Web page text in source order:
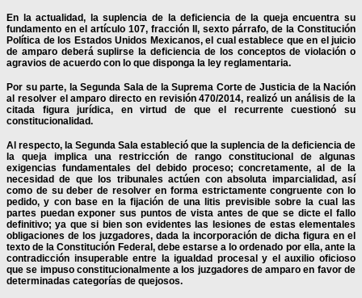
En la actualidad, la suplencia de la deficiencia de la queja encuentra su
fundamento en el artículo 107, fracción II, sexto párrafo, de la Constitución
Política de los Estados Unidos Mexicanos, el cual establece que en el juicio
de amparo deberá suplirse la deficiencia de los conceptos de violación o
agravios de acuerdo con lo que disponga la ley reglamentaria.
Por su parte, la Segunda Sala de la Suprema Corte de Justicia de la Nación
al resolver el amparo directo en revisión 470/2014, realizó un análisis de la
citada figura jurídica, en virtud de que el recurrente cuestionó su
constitucionalidad.
Al respecto, la Segunda Sala estableció que la suplencia de la deficiencia de
la queja implica una restricción de rango constitucional de algunas
exigencias fundamentales del debido proceso; concretamente, al de la
necesidad de que los tribunales actúen con absoluta imparcialidad, así
como de su deber de resolver en forma estrictamente congruente con lo
pedido, y con base en la fijación de una litis previsible sobre la cual las
partes puedan exponer sus puntos de vista antes de que se dicte el fallo
definitivo; ya que si bien son evidentes las lesiones de estas elementales
obligaciones de los juzgadores, dada la incorporación de dicha figura en el
texto de la Constitución Federal, debe estarse a lo ordenado por ella, ante la
contradicción insuperable entre la igualdad procesal y el auxilio oficioso
que se impuso constitucionalmente a los juzgadores de amparo en favor de
determinadas categorías de quejosos.